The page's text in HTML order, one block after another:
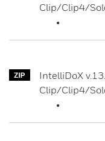
Clip/Clip4/
IntelliDoX
Clip/Clip4/